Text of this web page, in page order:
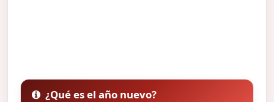
¿Qué es el año nuevo?